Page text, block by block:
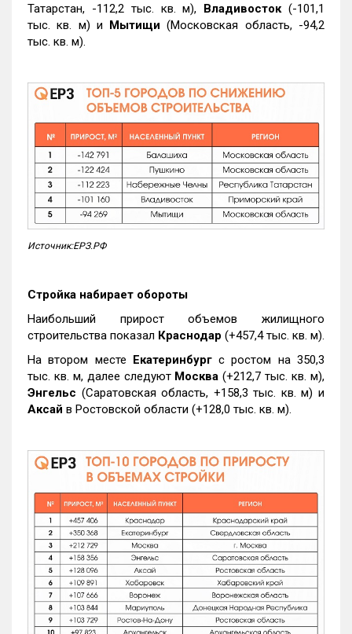
Татарстан, -112,2 тыс. кв. м), Владивосток(-101,1
тыс. кв. м) и Мытищи (Московская область, -94,2
тыс. кв. м).
Источник:ЕРЗ.РФ
Стройка набирает обороты
Наибольший прирост объемов жилищного
строительства показал Краснодар (+457,4 тыс. кв. м).
На втором месте Екатеринбургс ростом на 350,3
тыс. кв. м, далее следуют Москва (+212,7 тыс. кв. м),
Энгельс (Саратовская область, +158,3 тыс. кв. м) и
Аксай в Ростовской области (+128,0 тыс. кв. м).